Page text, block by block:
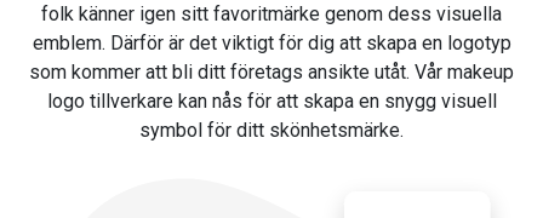
folk känner igen sitt favoritmärke genom dess visuella
emblem. Därför är det viktigt för dig att skapa en logotyp
som kommer att bli ditt företags ansikte utåt. Vår makeup
logo tillverkare kan nås för att skapa en snygg visuell
symbol för ditt skönhetsmärke.